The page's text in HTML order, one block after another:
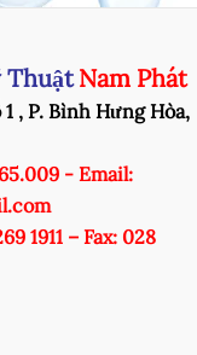
Thuật Nam Phát
, P. Bình Hưng Hòa,
- Email:
1911 – Fax: 028